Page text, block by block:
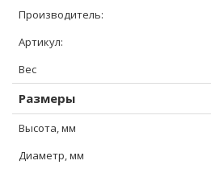
Производитель:
Артикул:
Вес
Размеры
Высота, мм
Диаметр, мм